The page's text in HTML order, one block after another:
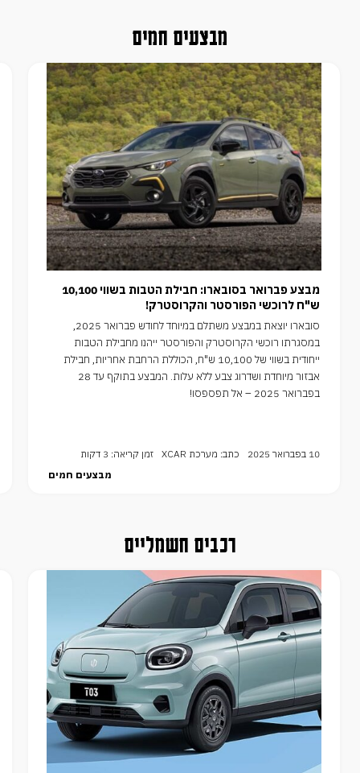
מבצעים חמים
מבצע פברואר בסובארו: חבילת הטבות בשווי 10,100
ש"ח לרוכשי הפורסטר והקרוסטרק!
סובארו יוצאת במבצע משתלם במיוחד לחודש פברואר 2025,
במסגרתו רוכשי הקרוסטרק והפורסטר ייהנו מחבילת הטבות
ייחודית בשווי של 10,100 ש"ח, הכוללת הרחבת אחריות, חבילת
אבזור מיוחדת ושדרוג צבע ללא עלות. המבצע בתוקף עד 28
בפברואר 2025 – אל תפספסו!
10 בפברואר 2025 כתב: מערכת XCAR
זמן קריאה: 3 דקות
מבצעים חמים
רכבים חשמליים